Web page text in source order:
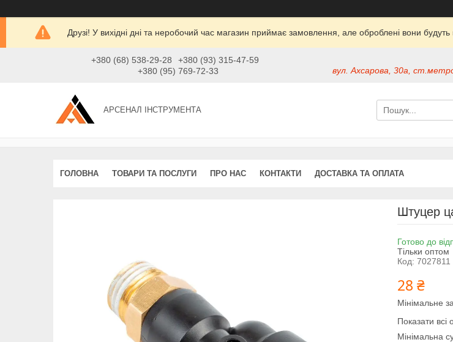
Друзі! У вихідні дні та неробочий час магазин приймає замовлення, але оброблені вони
+380 (68) 538-29-28
+380 (93) 315-47-59
+380 (95) 769-72-33
вул. Ахсарова, 30а, ст.метро
АРСЕНАЛ ІНСТРУМЕНТА
ГОЛОВНА ТОВАРИ ТА ПОСЛУГИ ПРО НАС КОНТАКТИ ДОСТАВКА ТА ОПЛАТА
Штуцер
Готово до
Тільки оптом
Код: 7027811
28 ₴
Мінімальне
Показати всі
Мінімальна